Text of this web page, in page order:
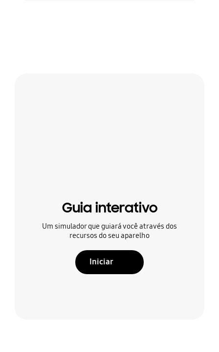
Guia interativo
Um simulador que guiará você através dos
recursos do seu aparelho
Iniciar